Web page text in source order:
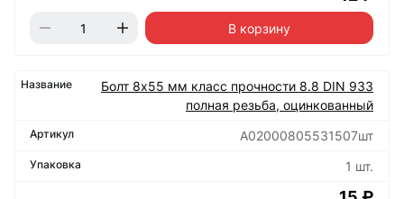
В корзину
Болт 8х55 мм класс прочности 8.8 DIN 933
полная резьба, оцинкованный
А02000805531507шт
1 шт.